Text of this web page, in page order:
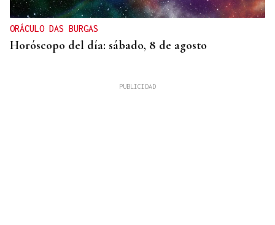
ORÁCULO DAS BURGAS
Horóscopo del día: sábado, 8 de agosto